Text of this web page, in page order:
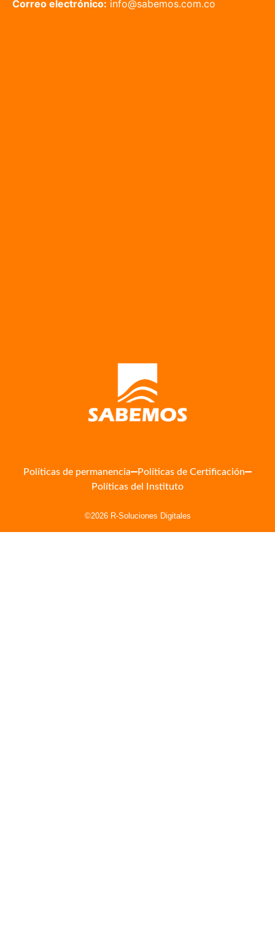
Correo electrónico: info@sabemos.com.co
Políticas de permanencia
Políticas de Certificación
Políticas del Instituto
©2026 R-Soluciones Digitales